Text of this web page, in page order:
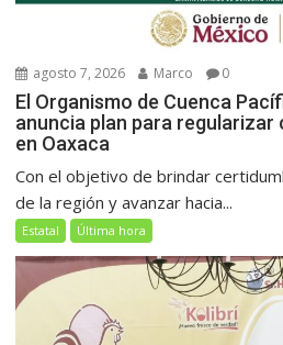
agosto 7, 2026 Marco 0
El Organismo de Cuenca
anuncia plan para regularizar
en Oaxaca
Con el objetivo de brindar
de la región y avanzar hacia...
Estatal Última hora